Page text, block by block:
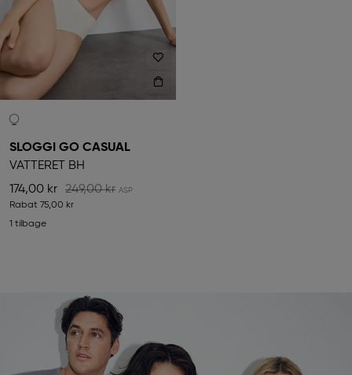
SLOGGI GO CASUAL
VATTERET BH
174,00 kr
249,00 kr
Rabat 75,00 kr
1 tilbage